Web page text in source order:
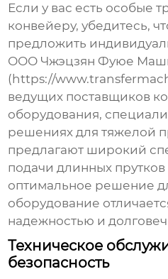
Если у вас есть особые
конвейеру, убедитесь,
предложить
ООО Чжэцзян Фуюе
(https://
ведущих поставщиков
оборудования,
решениях для тяжелой
предлагают широкий
подачи длинных
оптимальное решение
оборудование
надежностью и
Техническое
безопасность